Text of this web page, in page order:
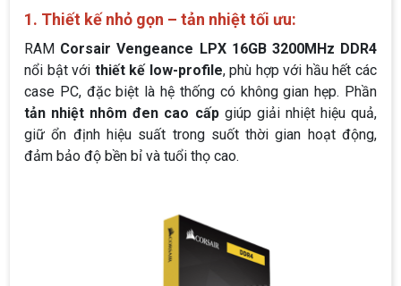
1. Thiết kế nhỏ gọn – tản nhiệt tối ưu:
RAM Corsair Vengeance LPX 16GB 3200MHz DDR4
nổi bật với thiết kế low-profile, phù hợp với hầu hết các
case PC, đặc biệt là hệ thống có không gian hẹp. Phần
tản nhiệt nhôm đen cao cấpgiúp giải nhiệt hiệu quả,
giữ ổn định hiệu suất trong suốt thời gian hoạt động,
đảm bảo độ bền bỉ và tuổi thọ cao.